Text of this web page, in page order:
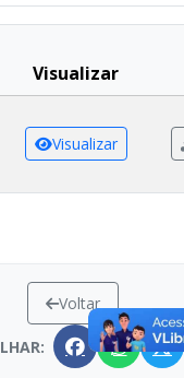
Visualizar
Visualizar
Voltar